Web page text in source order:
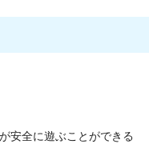
安全に遊ぶことができる